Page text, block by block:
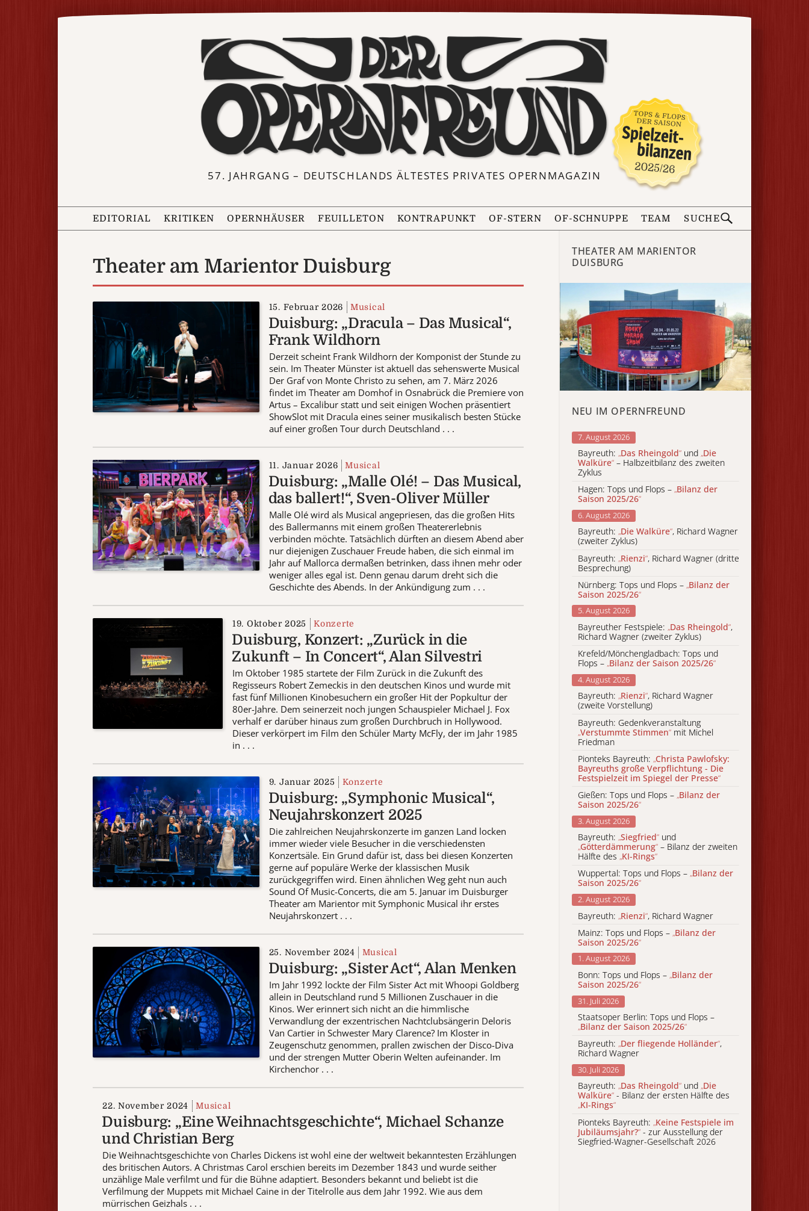
57. JAHRGANG – DEUTSCHLANDS ÄLTESTES PRIVATES OPERNMAGAZIN
EDITORIAL KRITIKEN OPERNHÄUSER FEUILLETON KONTRAPUNKT OF-STERN OF-SCHNUPPE TEAM SUCHE
Theater am Marientor Duisburg
15. Februar 2026 Musical
Duisburg: „Dracula – Das Musical“,
Frank Wildhorn
Derzeit scheint Frank Wildhorn der Komponist der Stunde zu
sein. Im Theater Münster ist aktuell das sehenswerte Musical
Der Graf von Monte Christo zu sehen, am 7. März 2026
findet im Theater am Domhof in Osnabrück die Premiere von
Artus – Excalibur statt und seit einigen Wochen präsentiert
ShowSlot mit Dracula eines seiner musikalisch besten Stücke
auf einer großen Tour durch Deutschland . . .
11. Januar 2026 Musical
Duisburg: „Malle Olé! – Das Musical,
das ballert!“, Sven-Oliver Müller
Malle Olé wird als Musical angepriesen, das die großen Hits
des Ballermanns mit einem großen Theatererlebnis
verbinden möchte. Tatsächlich dürften an diesem Abend aber
nur diejenigen Zuschauer Freude haben, die sich einmal im
Jahr auf Mallorca dermaßen betrinken, dass ihnen mehr oder
weniger alles egal ist. Denn genau darum dreht sich die
Geschichte des Abends. In der Ankündigung zum . . .
19. Oktober 2025 Konzerte
Duisburg, Konzert: „Zurück in die
Zukunft – In Concert“, Alan Silvestri
Im Oktober 1985 startete der Film Zurück in die Zukunft des
Regisseurs Robert Zemeckis in den deutschen Kinos und wurde mit
fast fünf Millionen Kinobesuchern ein großer Hit der Popkultur der
80er-Jahre. Dem seinerzeit noch jungen Schauspieler Michael J. Fox
verhalf er darüber hinaus zum großen Durchbruch in Hollywood.
Dieser verkörpert im Film den Schüler Marty McFly, der im Jahr 1985
in . . .
9. Januar 2025 Konzerte
Duisburg: „Symphonic Musical“,
Neujahrskonzert 2025
Die zahlreichen Neujahrskonzerte im ganzen Land locken
immer wieder viele Besucher in die verschiedensten
Konzertsäle. Ein Grund dafür ist, dass bei diesen Konzerten
gerne auf populäre Werke der klassischen Musik
zurückgegriffen wird. Einen ähnlichen Weg geht nun auch
Sound Of Music-Concerts, die am 5. Januar im Duisburger
Theater am Marientor mit Symphonic Musical ihr erstes
Neujahrskonzert . . .
25. November 2024 Musical
Duisburg: „Sister Act“, Alan Menken
Im Jahr 1992 lockte der Film Sister Act mit Whoopi Goldberg
allein in Deutschland rund 5 Millionen Zuschauer in die
Kinos. Wer erinnert sich nicht an die himmlische
Verwandlung der exzentrischen Nachtclubsängerin Deloris
Van Cartier in Schwester Mary Clarence? Im Kloster in
Zeugenschutz genommen, prallen zwischen der Disco-Diva
und der strengen Mutter Oberin Welten aufeinander. Im
Kirchenchor . . .
22. November 2024 Musical
Duisburg: „Eine Weihnachtsgeschichte“, Michael Schanze
und Christian Berg
Die Weihnachtsgeschichte von Charles Dickens ist wohl eine der weltweit bekanntesten Erzählungen
des britischen Autors. A Christmas Carol erschien bereits im Dezember 1843 und wurde seither
unzählige Male verfilmt und für die Bühne adaptiert. Besonders bekannt und beliebt ist die
Verfilmung der Muppets mit Michael Caine in der Titelrolle aus dem Jahr 1992. Wie aus dem
mürrischen Geizhals . . .
THEATER AM MARIENTOR
DUISBURG
NEU IM OPERNFREUND
7. August 2026
Bayreuth: „Das Rheingold“ und „Die
Walküre“ – Halbzeitbilanz des zweiten
Zyklus
Hagen: Tops und Flops – „Bilanz der
Saison 2025/26“
6. August 2026
Bayreuth: „Die Walküre“, Richard Wagner
(zweiter Zyklus)
Bayreuth: „Rienzi“, Richard Wagner (dritte
Besprechung)
Nürnberg: Tops und Flops – „Bilanz der
Saison 2025/26“
5. August 2026
Bayreuther Festspiele: „Das Rheingold“,
Richard Wagner (zweiter Zyklus)
Krefeld/Mönchengladbach: Tops und
Flops – „Bilanz der Saison 2025/26“
4. August 2026
Bayreuth: „Rienzi“, Richard Wagner
(zweite Vorstellung)
Bayreuth: Gedenkveranstaltung
„Verstummte Stimmen“ mit Michel
Friedman
Pionteks Bayreuth: „Christa Pawlofsky:
Bayreuths große Verpflichtung - Die
Festspielzeit im Spiegel der Presse“
Gießen: Tops und Flops – „Bilanz der
Saison 2025/26“
3. August 2026
Bayreuth: „Siegfried“ und
„Götterdämmerung“ – Bilanz der zweiten
Hälfte des „KI-Rings“
Wuppertal: Tops und Flops – „Bilanz der
Saison 2025/26“
2. August 2026
Bayreuth: „Rienzi“, Richard Wagner
Mainz: Tops und Flops – „Bilanz der
Saison 2025/26“
1. August 2026
Bonn: Tops und Flops – „Bilanz der
Saison 2025/26“
31. Juli 2026
Staatsoper Berlin: Tops und Flops –
„Bilanz der Saison 2025/26“
Bayreuth: „Der fliegende Holländer“,
Richard Wagner
30. Juli 2026
Bayreuth: „Das Rheingold“ und „Die
Walküre“ - Bilanz der ersten Hälfte des
„KI-Rings“
Pionteks Bayreuth: „Keine Festspiele im
Jubiläumsjahr?“ - zur Ausstellung der
Siegfried-Wagner-Gesellschaft 2026